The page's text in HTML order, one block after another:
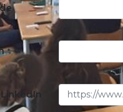
*
Grado/